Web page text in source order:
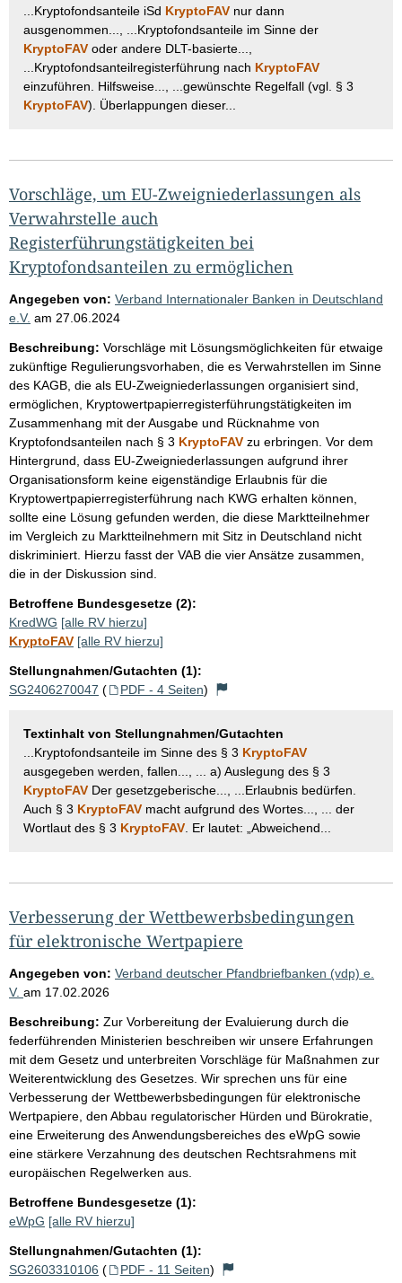
...Kryptofondsanteile iSd KryptoFAV nur dann
ausgenommen..., ...Kryptofondsanteile im Sinne der
KryptoFAV oder andere DLT-basierte...,
...Kryptofondsanteilregisterführung nach KryptoFAV
einzuführen. Hilfsweise..., ...gewünschte Regelfall (vgl. § 3
KryptoFAV). Überlappungen dieser...
Vorschläge, um EU-Zweigniederlassungen als
Verwahrstelle auch
Registerführungstätigkeiten bei
Kryptofondsanteilen zu ermöglichen
Angegeben von: Verband Internationaler Banken in Deutschland
e.V. am 27.06.2024
Beschreibung: Vorschläge mit Lösungsmöglichkeiten für etwaige
zukünftige Regulierungsvorhaben, die es Verwahrstellen im Sinne
des KAGB, die als EU-Zweigniederlassungen organisiert sind,
ermöglichen, Kryptowertpapierregisterführungstätigkeiten im
Zusammenhang mit der Ausgabe und Rücknahme von
Kryptofondsanteilen nach § 3 KryptoFAV zu erbringen. Vor dem
Hintergrund, dass EU-Zweigniederlassungen aufgrund ihrer
Organisationsform keine eigenständige Erlaubnis für die
Kryptowertpapierregisterführung nach KWG erhalten können,
sollte eine Lösung gefunden werden, die diese Marktteilnehmer
im Vergleich zu Marktteilnehmern mit Sitz in Deutschland nicht
diskriminiert. Hierzu fasst der VAB die vier Ansätze zusammen,
die in der Diskussion sind.
Betroffene Bundesgesetze (2):
KredWG [alle RV hierzu]
KryptoFAV [alle RV hierzu]
Stellungnahmen/Gutachten (1):
SG2406270047 ( PDF - 4 Seiten)
Textinhalt von Stellungnahmen/Gutachten
...Kryptofondsanteile im Sinne des § 3 KryptoFAV
ausgegeben werden, fallen..., ... a) Auslegung des § 3
KryptoFAV Der gesetzgeberische..., ...Erlaubnis bedürfen.
Auch § 3 KryptoFAV macht aufgrund des Wortes..., ... der
Wortlaut des § 3 KryptoFAV . Er lautet: „Abweichend...
Verbesserung der Wettbewerbsbedingungen
für elektronische Wertpapiere
Angegeben von: Verband deutscher Pfandbriefbanken (vdp) e.
V. am 17.02.2026
Beschreibung: Zur Vorbereitung der Evaluierung durch die
federführenden Ministerien beschreiben wir unsere Erfahrungen
mit dem Gesetz und unterbreiten Vorschläge für Maßnahmen zur
Weiterentwicklung des Gesetzes. Wir sprechen uns für eine
Verbesserung der Wettbewerbsbedingungen für elektronische
Wertpapiere, den Abbau regulatorischer Hürden und Bürokratie,
eine Erweiterung des Anwendungsbereiches des eWpG sowie
eine stärkere Verzahnung des deutschen Rechtsrahmens mit
europäischen Regelwerken aus.
Betroffene Bundesgesetze (1):
eWpG [alle RV hierzu]
Stellungnahmen/Gutachten (1):
SG2603310106 ( PDF - 11 Seiten)